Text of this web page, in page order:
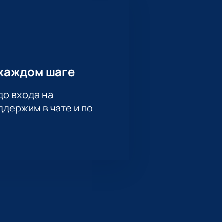
компаний действуют
момента
среди игр КХЛ во Владивостоке.
шаге
входа на
в чате и по